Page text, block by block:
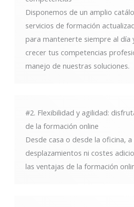
Disponemos de un amplio
servicios de formación
para mantenerte siempre al día
crecer tus competencias
manejo de nuestras soluciones.
#2. Flexibilidad y agilidad:
de la formación online
Desde casa o desde la oficina,
desplazamientos ni costes
las ventajas de la formación